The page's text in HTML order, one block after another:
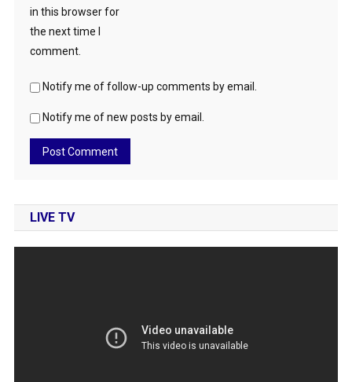
in this browser for
the next time I
comment.
Notify me of follow-up comments by email.
Notify me of new posts by email.
LIVE TV